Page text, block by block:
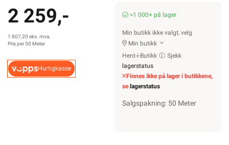
2 259,-
1 807,20 eks. mva.
Pris per 50 Meter
Hurtigkasse
>1 000+ på lager
Min butikk ikke valgt, velg
Min butikk
Hent-i-Butikk
Sjekk
lagerstatus
Finnes ikke på lager i butikkene,
se lagerstatus
Salgspakning: 50 Meter